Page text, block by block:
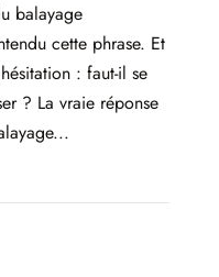
balayage
cette phrase. Et
: faut-il se
? La vraie réponse